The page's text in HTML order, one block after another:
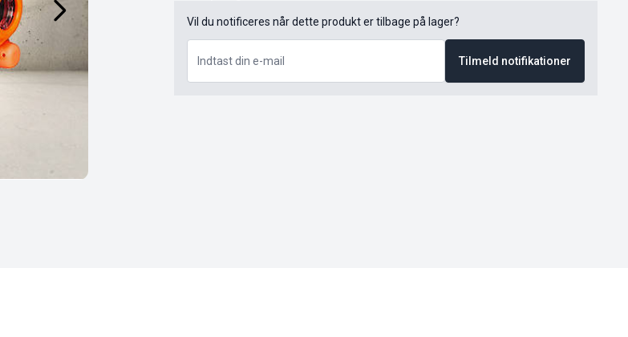
Vil du notificeres når dette produkt er tilbage på lager?
Tilmeld notifikationer